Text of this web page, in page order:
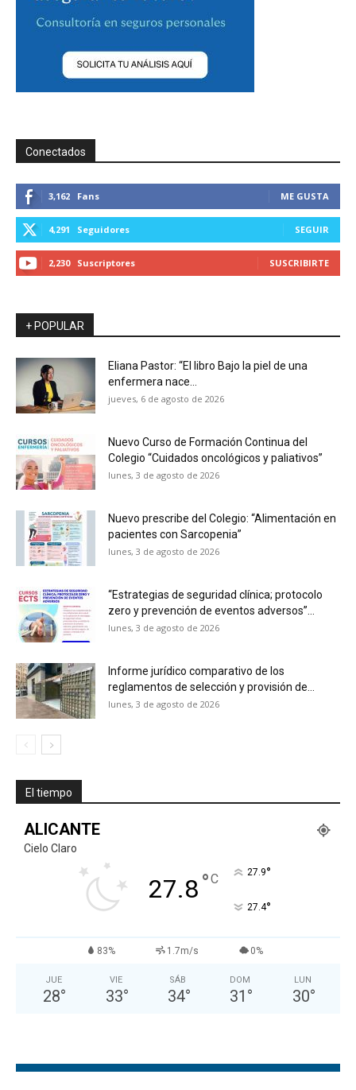
Conectados
3,162 Fans ME GUSTA
4,291 Seguidores SEGUIR
2,230 Suscriptores SUSCRIBIRTE
+ POPULAR
Eliana Pastor: “El libro Bajo la piel de una
enfermera nace...
jueves, 6 de agosto de 2026
Nuevo Curso de Formación Continua del
Colegio “Cuidados oncológicos y paliativos”
lunes, 3 de agosto de 2026
Nuevo prescribe del Colegio: “Alimentación en
pacientes con Sarcopenia”
lunes, 3 de agosto de 2026
“Estrategias de seguridad clínica; protocolo
zero y prevención de eventos adversos”...
lunes, 3 de agosto de 2026
Informe jurídico comparativo de los
reglamentos de selección y provisión de...
lunes, 3 de agosto de 2026
El tiempo
ALICANTE
Cielo Claro
27.8°C 27.9°
27.4°
83% 1.7m/s 0%
JUE
28°
VIE
33°
SÁB
34°
DOM
31 °
LUN
30°